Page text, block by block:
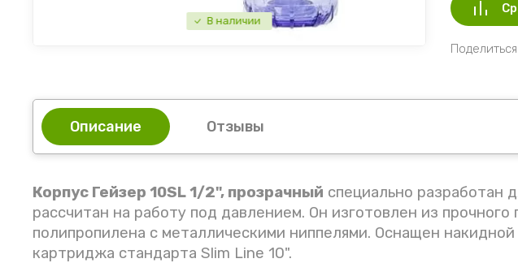
В наличии
Поделиться
Описание Отзывы
Корпус Гейзер 10SL 1/2", прозрачный специально разработан
рассчитан на работу под давлением. Он изготовлен из
полипропилена с металлическими ниппелями. Оснащен
картриджа стандарта Slim Line 10".